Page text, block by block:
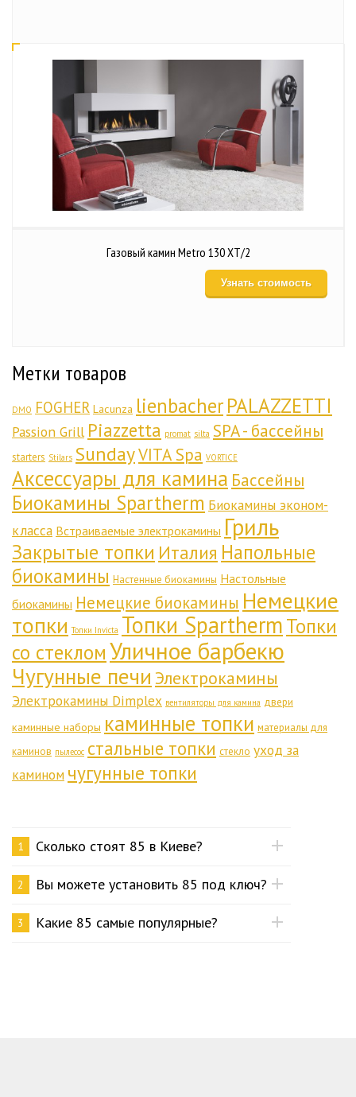
Газовый камин Metro 130 XT/2
Узнать стоимость
Метки товаров
DMO FOGHER Lacunza lienbacherPALAZZETTI
Passion Grill Piazzetta promat silta SPA - бассейны
starters Stilars SundayVITA Spa VORTICE
Аксессуары для камина Бассейны
Биокамины Spartherm Биокамины эконом-
класса Встраиваемые электрокамины Гриль
Закрытые топки Италия Напольные
биокамины Настенные биокамины Настольные
биокамины Немецкие биокамины Немецкие
топки Топки Invicta Топки SparthermТопки
со стекломУличное барбекю
Чугунные печи Электрокамины
Электрокамины Dimplex вентиляторы для камина двери
каминные наборы каминные топки материалы для
каминов пылесос стальные топки стекло уход за
камином чугунные топки
1 Сколько стоят 85 в Киеве?
2 Вы можете установить 85 под ключ?
3 Какие 85 самые популярные?